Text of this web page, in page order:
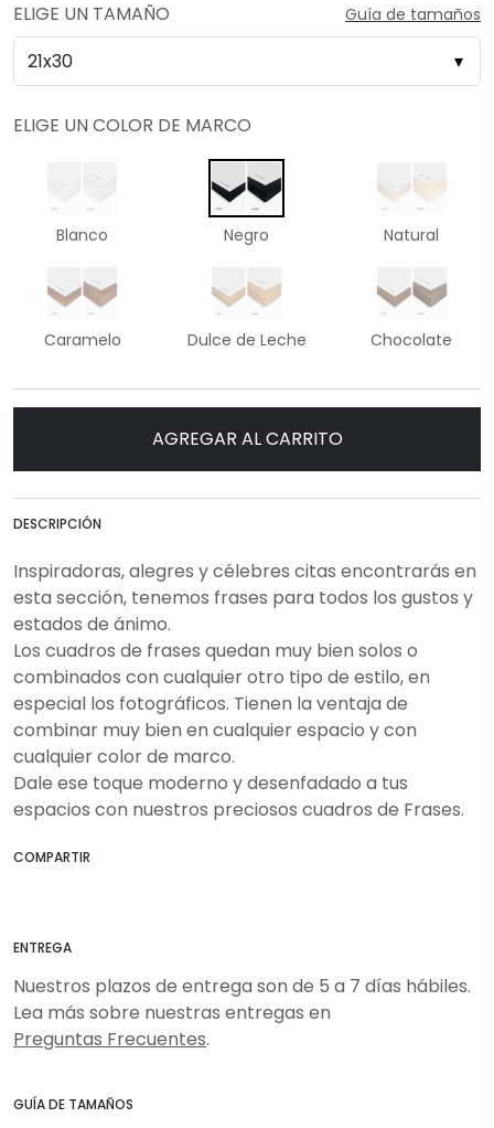
ELIGE UN TAMAÑO Guía de tamaños
ELIGE UN COLOR DE MARCO
Blanco Negro Natural
Caramelo Dulce de Leche Chocolate
AGREGAR AL CARRITO
DESCRIPCIÓN
Inspiradoras, alegres y célebres citas encontrarás en
esta sección, tenemos frases para todos los gustos y
estados de ánimo.
Los cuadros de frases quedan muy bien solos o
combinados con cualquier otro tipo de estilo, en
especial los fotográficos. Tienen la ventaja de
combinar muy bien en cualquier espacio y con
cualquier color de marco.
Dale ese toque moderno y desenfadado a tus
espacios con nuestros preciosos cuadros de Frases.
COMPARTIR
ENTREGA
Nuestros plazos de entrega son de 5 a 7 días hábiles.
Lea más sobre nuestras entregas en
Preguntas Frecuentes.
GUÍA DE TAMAÑOS